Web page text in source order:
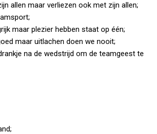
allen maar verliezen ook met zijn allen;
maar plezier hebben staat op één;
maar uitlachen doen we nooit;
na de wedstrijd om de teamgeest te